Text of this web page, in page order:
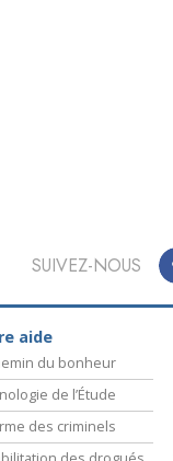
SUIVEZ-NOUS
aide
du bonheur
de l’Étude
des criminels